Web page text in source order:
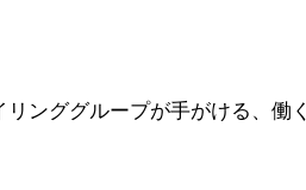
ンググループが手がける、働く